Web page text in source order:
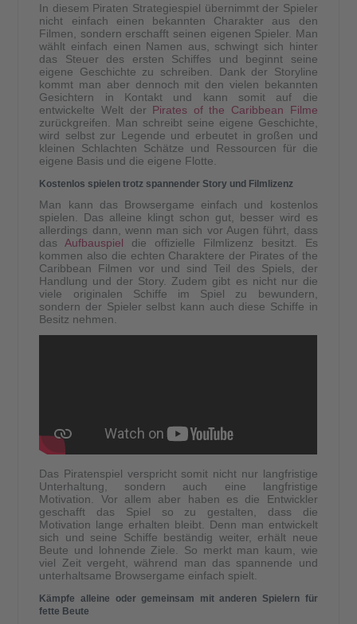
In diesem Piraten Strategiespiel übernimmt der Spieler
nicht einfach einen bekannten Charakter aus den
Filmen, sondern erschafft seinen eigenen Spieler. Man
wählt einfach einen Namen aus, schwingt sich hinter
das Steuer des ersten Schiffes und beginnt seine
eigene Geschichte zu schreiben. Dank der Storyline
kommt man aber dennoch mit den vielen bekannten
Gesichtern in Kontakt und kann somit auf die
entwickelte Welt der Pirates of the Caribbean Filme
zurückgreifen. Man schreibt seine eigene Geschichte,
wird selbst zur Legende und erbeutet in großen und
kleinen Schlachten Schätze und Ressourcen für die
eigene Basis und die eigene Flotte.
Kostenlos spielen trotz spannender Story und Filmlizenz
Man kann das Browsergame einfach und kostenlos
spielen. Das alleine klingt schon gut, besser wird es
allerdings dann, wenn man sich vor Augen führt, dass
dasAufbauspiel die offizielle Filmlizenz besitzt. Es
kommen also die echten Charaktere der Pirates of the
Caribbean Filmen vor und sind Teil des Spiels, der
Handlung und der Story. Zudem gibt es nicht nur die
viele originalen Schiffe im Spiel zu bewundern,
sondern der Spieler selbst kann auch diese Schiffe in
Besitz nehmen.
Das Piratenspiel verspricht somit nicht nur langfristige
Unterhaltung, sondern auch eine langfristige
Motivation. Vor allem aber haben es die Entwickler
geschafft das Spiel so zu gestalten, dass die
Motivation lange erhalten bleibt. Denn man entwickelt
sich und seine Schiffe beständig weiter, erhält neue
Beute und lohnende Ziele. So merkt man kaum, wie
viel Zeit vergeht, während man das spannende und
unterhaltsame Browsergame einfach spielt.
Kämpfe alleine oder gemeinsam mit anderen Spielern für
fette Beute